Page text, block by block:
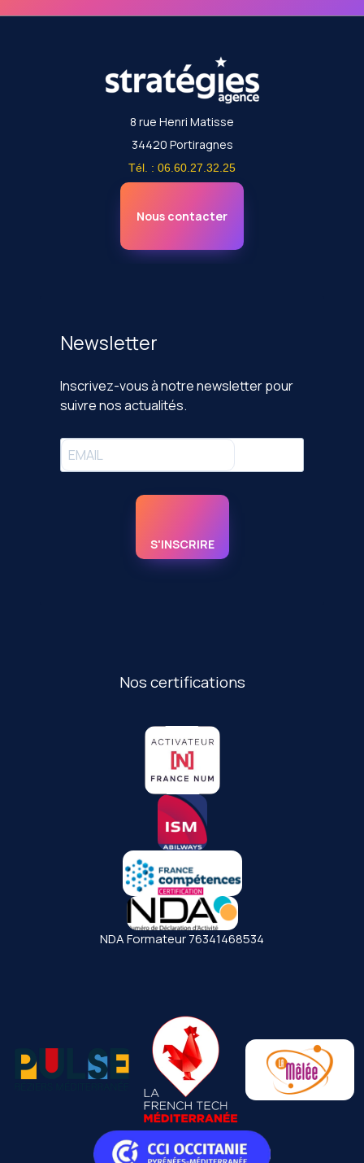
8 rue Henri Matisse
34420 Portiragnes
Tél. : 06.60.27.32.25
Nous contacter
Newsletter
Inscrivez-vous à notre newsletter pour
suivre nos actualités.
S'INSCRIRE
Nos certifications
NDA Formateur 76341468534